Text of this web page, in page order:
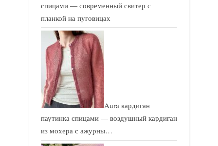
спицами — современный свитер с
планкой на пуговицах
Aura кардиган
паутинка спицами — воздушный кардиган
из мохера с ажурны…